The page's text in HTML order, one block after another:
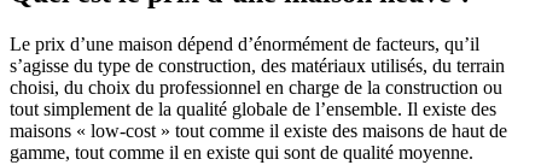
Le prix d’une maison dépend d’énormément de facteurs, qu’il
s’agisse du type de construction, des matériaux utilisés, du terrain
choisi, du choix du professionnel en charge de la construction ou
tout simplement de la qualité globale de l’ensemble. Il existe des
maisons « low-cost » tout comme il existe des maisons de haut de
gamme, tout comme il en existe qui sont de qualité moyenne.